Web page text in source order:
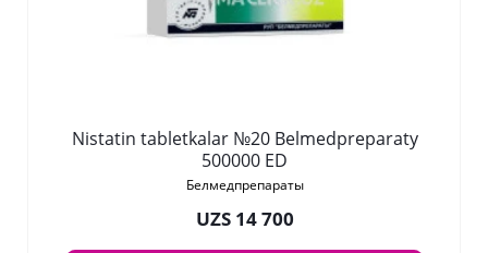
Nistatin tabletkalar №20 Belmedpreparaty
500000 ED
Белмедпрепараты
UZS 14 700